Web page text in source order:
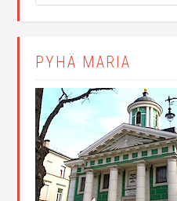
PYHÄ MARIA